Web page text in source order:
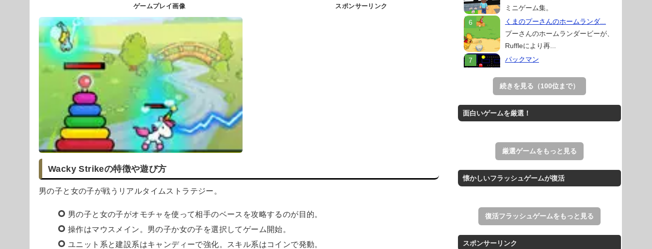
ゲームプレイ画像 スポンサーリンク
Wacky Strikeの特徴や遊び方
男の子と女の子が戦うリアルタイムストラテジー。
男の子と女の子がオモチャを使って相手のベースを攻略するのが目的。
操作はマウスメイン。男の子か女の子を選択してゲーム開始。
ユニット系と建設系はキャンディーで強化。スキル系はコインで発動。
ミニゲーム集。
くまのプーさんのホームランダ...
プーさんのホームランダービーが、
Ruffleにより再...
パックマン
ブラウザゲーム。
スイカゲーム 無料Web版
スイカゲームをスクラッチで再現した
無料Web版。
リアルな麻雀牌を使う18種類の上海
ゲーム。
すべての矢印を画面外へ導くパズルゲ
続きを見る（100位まで）
面白いゲームを厳選！
厳選ゲームをもっと見る
懐かしいフラッシュゲームが復活
復活フラッシュゲームをもっと見る
スポンサーリンク